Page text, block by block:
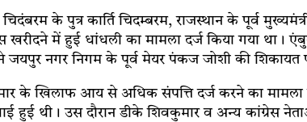
चिदंबरम के पुत्र कार्ति चिदम्बरम, राजस्थान के पूर्व
में हुई धांधली का मामला दर्ज किया गया था।
नगर निगम के पूर्व मेयर पंकज जोशी की शिकायत
के खिलाफ आय से अधिक संपत्ति दर्ज करने का
हुई थी। उस दौरान डीके शिवकुमार व अन्य कांग्रेस